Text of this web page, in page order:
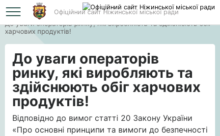
Офіційний сайт Ніжинської міської ради
Головна
До уваги операторів ринку, які виробляють та здійснюють обіг
харчових продуктів!
До уваги операторів
ринку, які виробляють та
здійснюють обіг харчових
продуктів!
Відповідно до вимог статті 20 Закону України
«Про основні принципи та вимоги до безпечності